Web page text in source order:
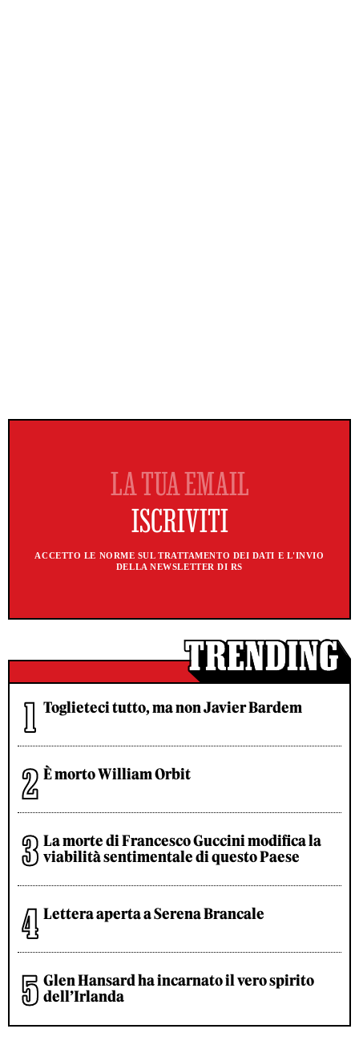
ACCETTO LE NORME SUL TRATTAMENTO DEI DATI E L'INVIO
DELLA NEWSLETTER DI RS
Toglieteci tutto, ma non Javier Bardem
È morto William Orbit
La morte di Francesco Guccini modifica la
viabilità sentimentale di questo Paese
Lettera aperta a Serena Brancale
Glen Hansard ha incarnato il vero spirito
dell’Irlanda